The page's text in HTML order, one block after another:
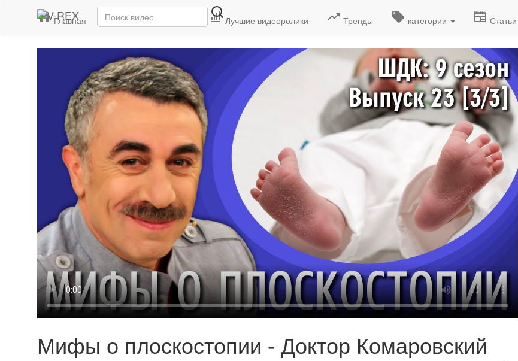
Главная Последние видео Лучшие видеоролики Тренды категории Статьи
Мифы о плоскостопии - Доктор Комаровский